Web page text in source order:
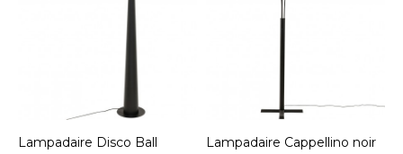
Lampadaire Disco Ball
Lampadaire Cappellino noir